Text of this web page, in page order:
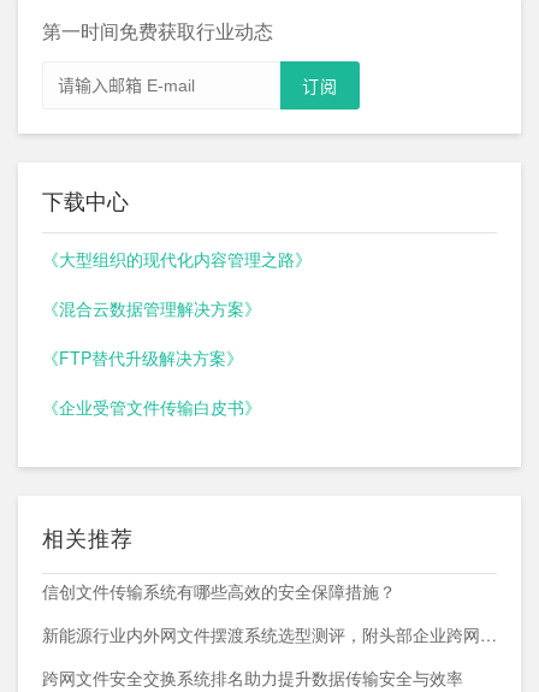
第一时间免费获取行业动态
下载中心
《大型组织的现代化内容管理之路》
《混合云数据管理解决方案》
《FTP替代升级解决方案》
《企业受管文件传输白皮书》
相关推荐
信创文件传输系统有哪些高效的安全保障措施？
新能源行业内外网文件摆渡系统选型测评，附头部企业跨网部署案例
跨网文件安全交换系统排名助力提升数据传输安全与效率